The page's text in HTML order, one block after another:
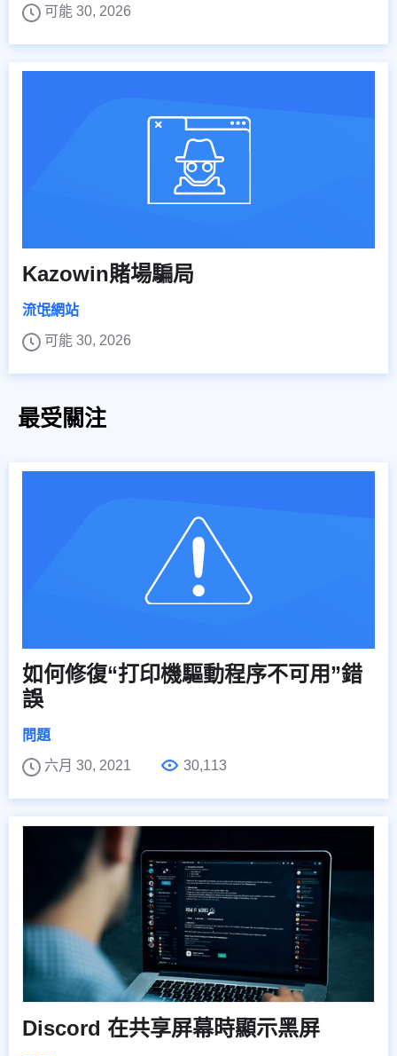
可能 30, 2026
Kazowin賭場騙局
流氓網站
可能 30, 2026
最受關注
如何修復“打印機驅動程序不可用”錯
誤
問題
六月 30, 2021
30,113
Discord 在共享屏幕時顯示黑屏